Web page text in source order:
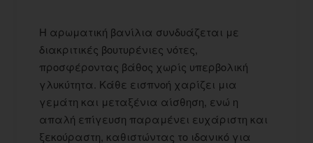
Η αρωματική βανίλια συνδυάζεται με
διακριτικές βουτυρένιες νότες,
προσφέροντας βάθος χωρίς υπερβολική
γλυκύτητα. Κάθε εισπνοή χαρίζει μια
γεμάτη και μεταξένια αίσθηση, ενώ η
απαλή επίγευση παραμένει ευχάριστη και
ξεκούραστη, καθιστώντας το ιδανικό για